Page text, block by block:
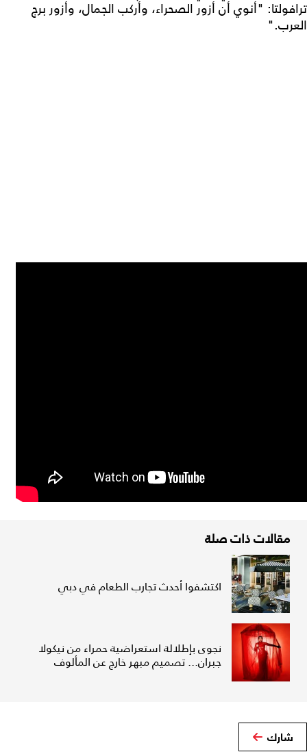
ترافولتا: "أنوي أن أزور الصحراء، وأركب الجمال، وأزور برج
العرب."
مقالات ذات صلة
اكتشفوا أحدث تجارب الطعام في دبي
نجوى بإطلالة استعراضية حمراء من نيكولا
جبران... تصميم مبهر خارج عن المألوف
شارك